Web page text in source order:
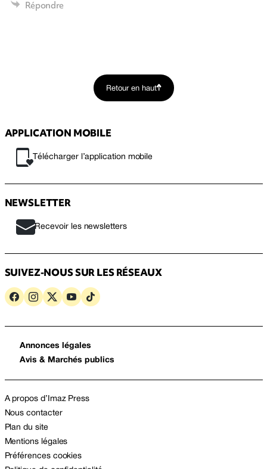
Répondre
Retour en haut
APPLICATION MOBILE
Télécharger l’application mobile
NEWSLETTER
Recevoir les newsletters
SUIVEZ-NOUS SUR LES RÉSEAUX
Annonces légales
Avis & Marchés publics
A propos d’Imaz Press
Nous contacter
Plan du site
Mentions légales
Préférences cookies